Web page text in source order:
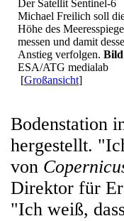
Der Satellit Sentinel-6
Michael Freilich soll
Höhe des
messen und damit
Anstieg verfolgen.
ESA/ATG medialab
[Großansicht]
Bodenstation
hergestellt.
von
Direktor für
"Ich weiß,